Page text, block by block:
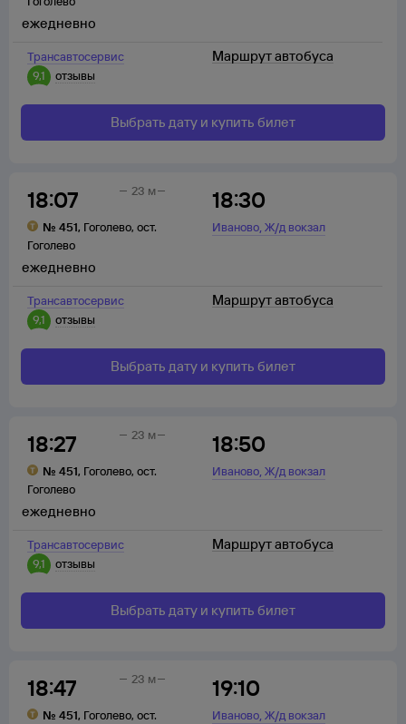
Трансавтосервис
9,1
отзывы
ежедневно
Маршрут автобуса
Выбрать дату и купить билет
18:07
№ 451, Гоголево, ост.
Гоголево
18:30
Иваново,Ж/д вокзал
23 м
Трансавтосервис
9,1
отзывы
ежедневно
Маршрут автобуса
Выбрать дату и купить билет
18:27
№ 451, Гоголево, ост.
Гоголево
18:50
Иваново,Ж/д вокзал
23 м
Трансавтосервис
9,1
отзывы
ежедневно
Маршрут автобуса
Выбрать дату и купить билет
18:47
№ 451, Гоголево, ост.
19:10
Иваново,Ж/д вокзал
23 м